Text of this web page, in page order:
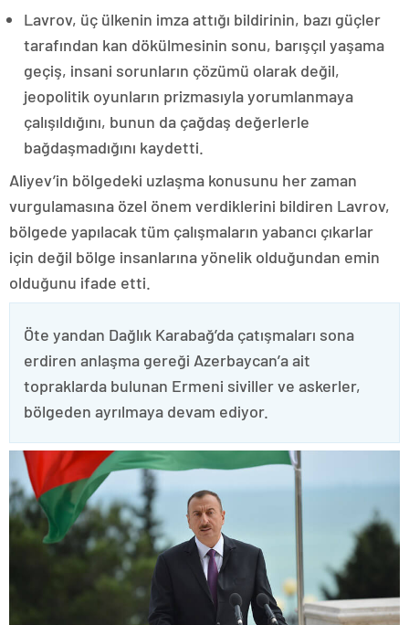
Lavrov, üç ülkenin imza attığı bildirinin, bazı güçler
tarafından kan dökülmesinin sonu, barışçıl yaşama
geçiş, insani sorunların çözümü olarak değil,
jeopolitik oyunların prizmasıyla yorumlanmaya
çalışıldığını, bunun da çağdaş değerlerle
bağdaşmadığını kaydetti.
Aliyev’in bölgedeki uzlaşma konusunu her zaman
vurgulamasına özel önem verdiklerini bildiren Lavrov,
bölgede yapılacak tüm çalışmaların yabancı çıkarlar
için değil bölge insanlarına yönelik olduğundan emin
olduğunu ifade etti.
Öte yandan Dağlık Karabağ’da çatışmaları sona
erdiren anlaşma gereği Azerbaycan’a ait
topraklarda bulunan Ermeni siviller ve askerler,
bölgeden ayrılmaya devam ediyor.